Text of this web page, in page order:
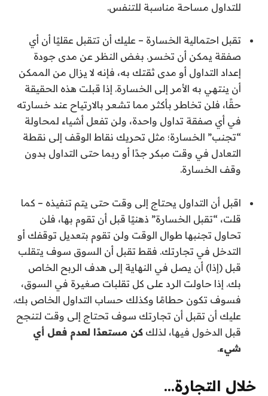
للتداول مساحة مناسبة للتنفس.
تقبل احتمالية الخسارة – عليك أن تتقبل عقليًا أن أي
صفقة يمكن أن تخسر. بغض النظر عن مدى جودة
إعداد التداول أو مدى ثقتك به، فإنه لا يزال من الممكن
أن ينتهي به الأمر إلى الخسارة. إذا قبلت هذه الحقيقة
حقًا، فلن تخاطر بأكثر مما تشعر بالارتياح عند خسارته
في أي صفقة تداول واحدة، ولن تفعل أشياء لمحاولة
“تجنب” الخسارة؛ مثل تحريك نقاط الوقف إلى نقطة
التعادل في وقت مبكر جدًا أو ربما حتى التداول بدون
وقف الخسارة.
اقبل أن التداول يحتاج إلى وقت حتى يتم تنفيذه – كما
قلت، “تقبل الخسارة” ذهنيًا قبل أن تقوم بها، فلن
تحاول تجنبها طوال الوقت ولن تقوم بتعديل توقفك أو
التدخل في تجارتك. فقط تقبل أن السوق سوف يتقلب
قبل (إذا) أن يصل في النهاية إلى هدف الربح الخاص
بك. إذا حاولت الرد على كل تقلبات صغيرة في السوق،
فسوف تكون حطامًا وكذلك حساب التداول الخاص بك.
عليك أن تقبل أن تجارتك سوف تحتاج إلى وقت لتنجح
قبل الدخول فيها، لذلك كن مستعدًا لعدم فعل أي
شيء.
خلال التجارة…